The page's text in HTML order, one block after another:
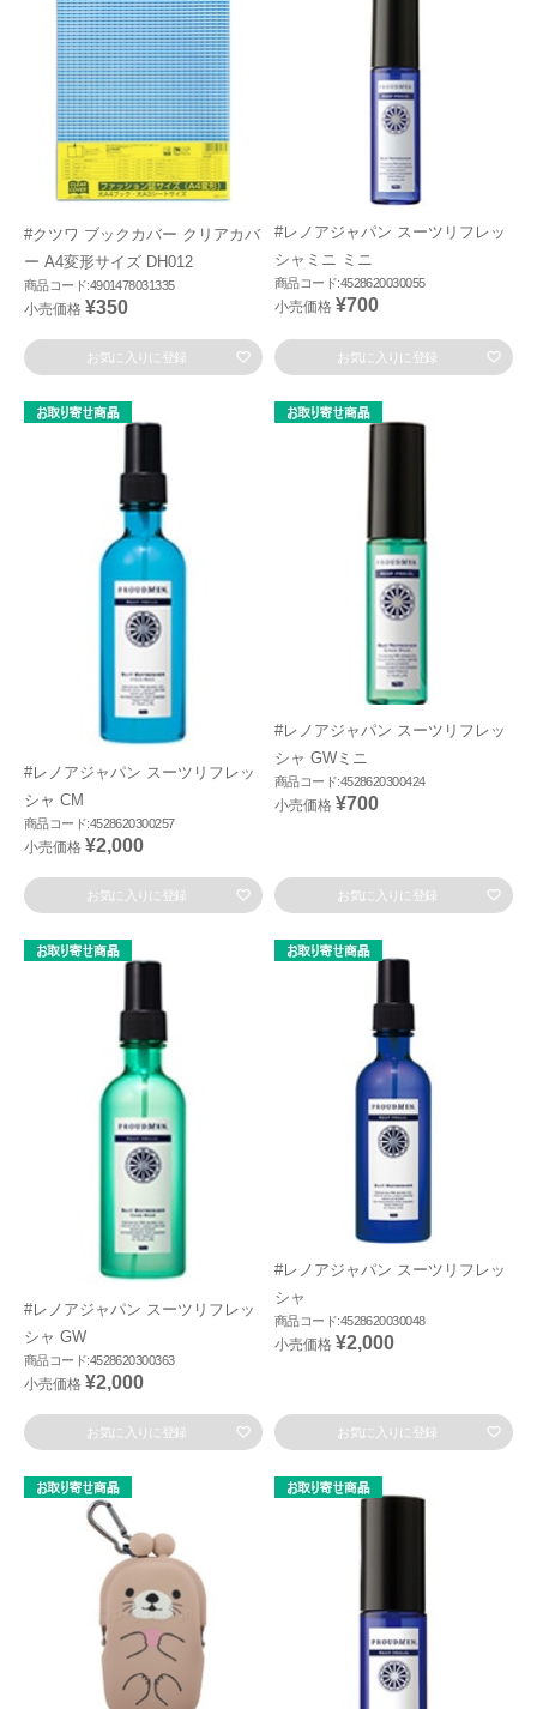
#クツワ ブックカバー クリアカバ
ー A4変形サイズ DH012
商品コード:4901478031335
小売価格 ¥350
お気に入りに登録
#レノアジャパン スーツリフレッ
シャミニ ミニ
商品コード:4528620030055
小売価格 ¥700
お気に入りに登録
#レノアジャパン スーツリフレッ
シャ CM
商品コード:4528620300257
小売価格 ¥2,000
お気に入りに登録
#レノアジャパン スーツリフレッ
シャ GWミニ
商品コード:4528620300424
小売価格 ¥700
お気に入りに登録
#レノアジャパン スーツリフレッ
シャ GW
商品コード:4528620300363
小売価格 ¥2,000
お気に入りに登録
#レノアジャパン スーツリフレッ
シャ
商品コード:4528620030048
小売価格 ¥2,000
お気に入りに登録